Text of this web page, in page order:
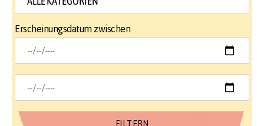
Erscheinungsdatum zwischen